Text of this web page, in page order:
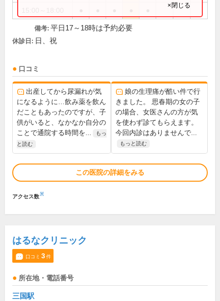
×閉じる
備考: 平日17～18時は予約必要
休診日: 日、祝
口コミ
出産してから尿漏れが気
になるように…飲み薬を飲ん
だこともあったのですが、子
供がいると、なかなか自分の
ことで通院する時間を...
もっ
と読む
娘の生理痛が酷い件で行
きました。 思春期の女の子
の場合、女医さんの方が気
を使わず診てもらえます。
今回内診はありませんで...
もっと読む
この医院の詳細をみる
アクセス数※
はるなクリニック
口コミ 3件
所在地・電話番号
三国駅